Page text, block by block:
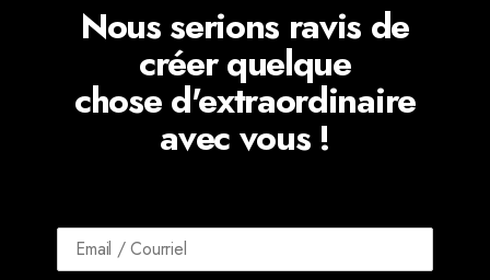
Nous serions ravis de
créer quelque
chose d'extraordinaire
avec vous !